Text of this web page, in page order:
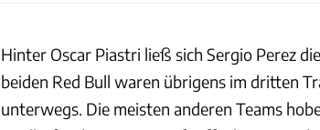
Hinter Oscar Piastri ließ sich Sergio Perez
beiden Red Bull waren übrigens im dritten
unterwegs. Die meisten anderen Teams